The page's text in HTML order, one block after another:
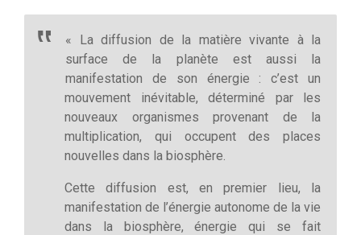
« La diffusion de la matière vivante à la
surface de la planète est aussi la
manifestation de son énergie : c’est un
mouvement inévitable, déterminé par les
nouveaux organismes provenant de la
multiplication, qui occupent des places
nouvelles dans la biosphère.
Cette diffusion est, en premier lieu, la
manifestation de l’énergie autonome de la vie
dans la biosphère, énergie qui se fait